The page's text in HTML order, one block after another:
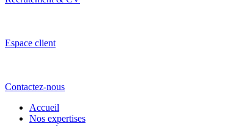
Espace client
Contactez-nous
Accueil
Nos expertises